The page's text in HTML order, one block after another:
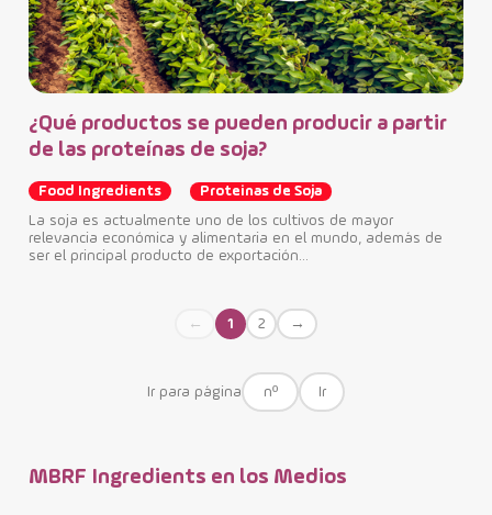
¿Qué productos se pueden producir a partir
de las proteínas de soja?
Food Ingredients
Proteinas de Soja
La soja es actualmente uno de los cultivos de mayor
relevancia económica y alimentaria en el mundo, además de
ser el principal producto de exportación...
← 1 2 →
Ir para página Ir
MBRF Ingredients en los Medios